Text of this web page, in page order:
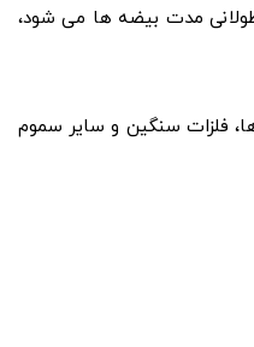
مدت بیضه ها می شود،
فلزات سنگین و سایر سموم